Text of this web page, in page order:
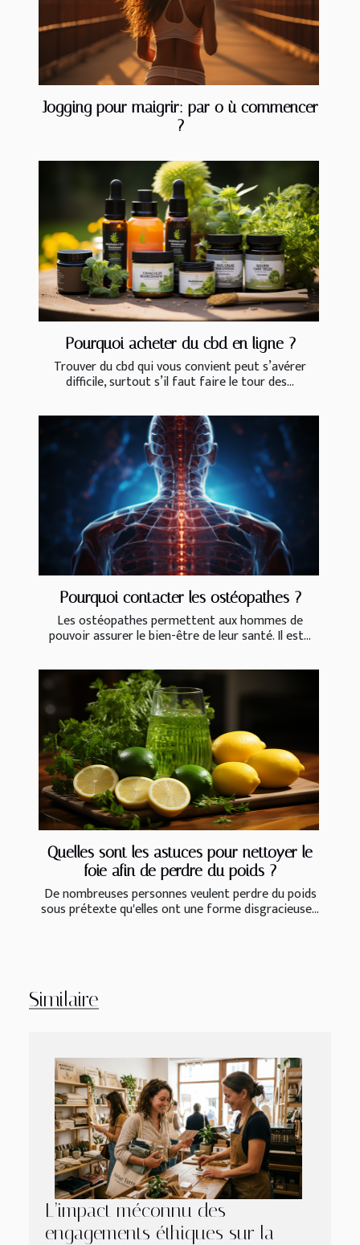
Jogging pour maigrir: par o ù commencer
?
Pourquoi acheter du cbd en ligne ?
Trouver du cbd qui vous convient peut s’avérer
difficile, surtout s’il faut faire le tour des...
Pourquoi contacter les ostéopathes ?
Les ostéopathes permettent aux hommes de
pouvoir assurer le bien-être de leur santé. Il est...
Quelles sont les astuces pour nettoyer le
foie afin de perdre du poids ?
De nombreuses personnes veulent perdre du poids
sous prétexte qu'elles ont une forme disgracieuse...
Similaire
L’impact méconnu des
engagements éthiques sur la